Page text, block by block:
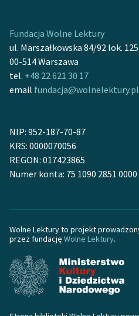
Deklaracja dostępności
Fundacja Wolne Lektury
ul. Marszałkowska 84/92 lok. 125
00-514 Warszawa
tel. +48 22 621 30 17
email fundacja@wolnelektury.pl
NIP: 952-187-70-87
KRS: 0000070056
REGON: 017423865
Numer konta: 75 1090 2851 0000
Wolne Lektury to projekt
przez fundację Wolne Lektury.